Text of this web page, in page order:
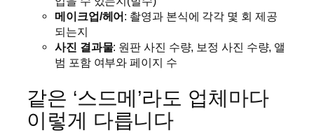
메이크업/헤어 : 촬영과 본식에 각각 몇 회 제공
되는지
사진 결과물: 원판 사진 수량, 보정 사진 수량, 앨
범 포함 여부와 페이지 수
같은 ‘스드메’라도 업체마다
이렇게 다릅니다